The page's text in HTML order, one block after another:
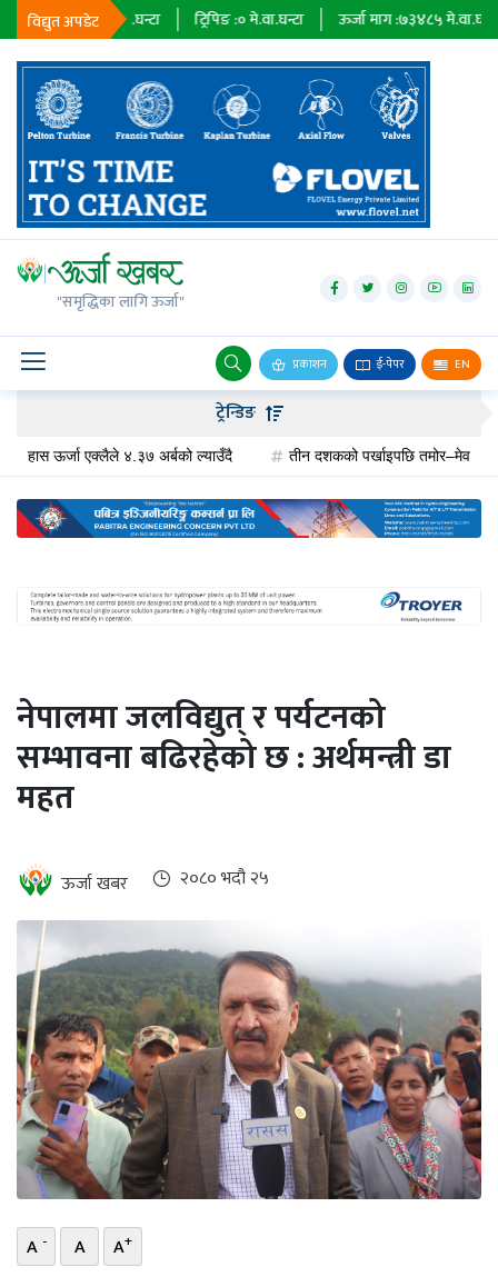
विद्युत अपडेट
२३६७९मे.वा.घन्टा ट्रिपिङ : मे.वा.घन्टा ऊर्जा माग :७३४८५मे.वा.घन्टा
"समृद्धिका लागि ऊर्जा"
प्रकाशन ई-पेपर EN
जलविद्युत्
सोलार
वायु
बायोग्यास
पेट्रोलियम
अन्तर्राष्ट्रिय
ऊर्जा
दक्षता
खबर
हरित
हाइड्रोजन
सम्पादकीय
बैंक
पर्यटन
भिडियो
छापा
खोज
प्रोफाइल
ऊर्जा
विशेष
ट्रेन्डिङ
ऊर्जा एक्लैले ४.३७ अर्बको ल्याउँदै तीन दशकको पर्खाइपछि तमोर–मेवा जलविद्युत्
नेपालमा जलविद्युत् र पर्यटनको
सम्भावना बढिरहेको छ : अर्थमन्त्री डा
महत
ऊर्जा खबर २०८० भदौ २५
A - A A+